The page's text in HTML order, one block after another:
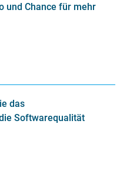
und Chance für mehr
das
Softwarequalität